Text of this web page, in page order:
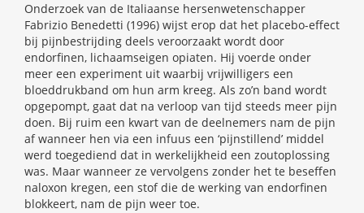
Onderzoek van de Italiaanse hersenwetenschapper
Fabrizio Benedetti (1996) wijst erop dat het placebo-effect
bij pijnbestrijding deels veroorzaakt wordt door
endorfinen, lichaamseigen opiaten. Hij voerde onder
meer een experiment uit waarbij vrijwilligers een
bloeddrukband om hun arm kreeg. Als zo’n band wordt
opgepompt, gaat dat na verloop van tijd steeds meer pijn
doen. Bij ruim een kwart van de deelnemers nam de pijn
af wanneer hen via een infuus een ‘pijnstillend’ middel
werd toegediend dat in werkelijkheid een zoutoplossing
was. Maar wanneer ze vervolgens zonder het te beseffen
naloxon kregen, een stof die de werking van endorfinen
blokkeert, nam de pijn weer toe.